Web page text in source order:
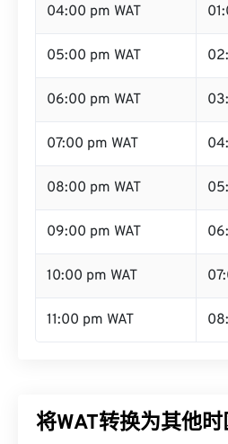
03:00 pm WAT
04:00 pm WAT
05:00 pm WAT
06:00 pm WAT
07:00 pm WAT
08:00 pm WAT
09:00 pm WAT
10:00 pm WAT